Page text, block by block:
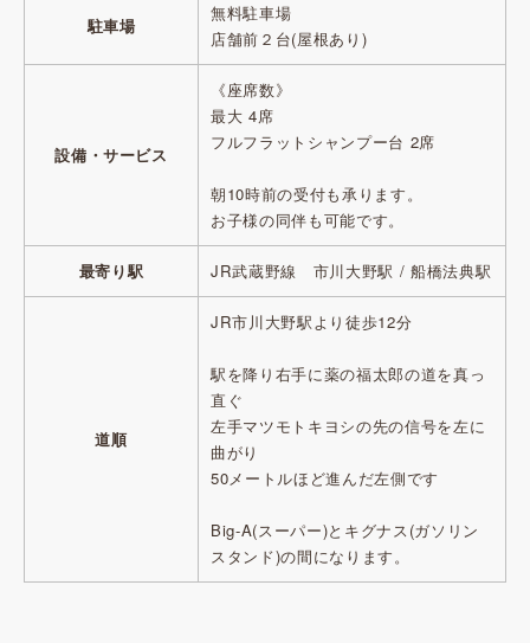
駐車場
無料駐車場
店舗前２台(屋根あり)
設備・サービス
《座席数》
最大 4席
フルフラットシャンプー台 2席
朝10時前の受付も承ります。
お子様の同伴も可能です。
最寄り駅 JR武蔵野線 市川大野駅 / 船橋法典駅
道順
JR市川大野駅より徒歩12分
駅を降り右手に薬の福太郎の道を真っ
直ぐ
左手マツモトキヨシの先の信号を左に
曲がり
50メートルほど進んだ左側です
Big-A(スーパー)とキグナス(ガソリン
スタンド)の間になります。